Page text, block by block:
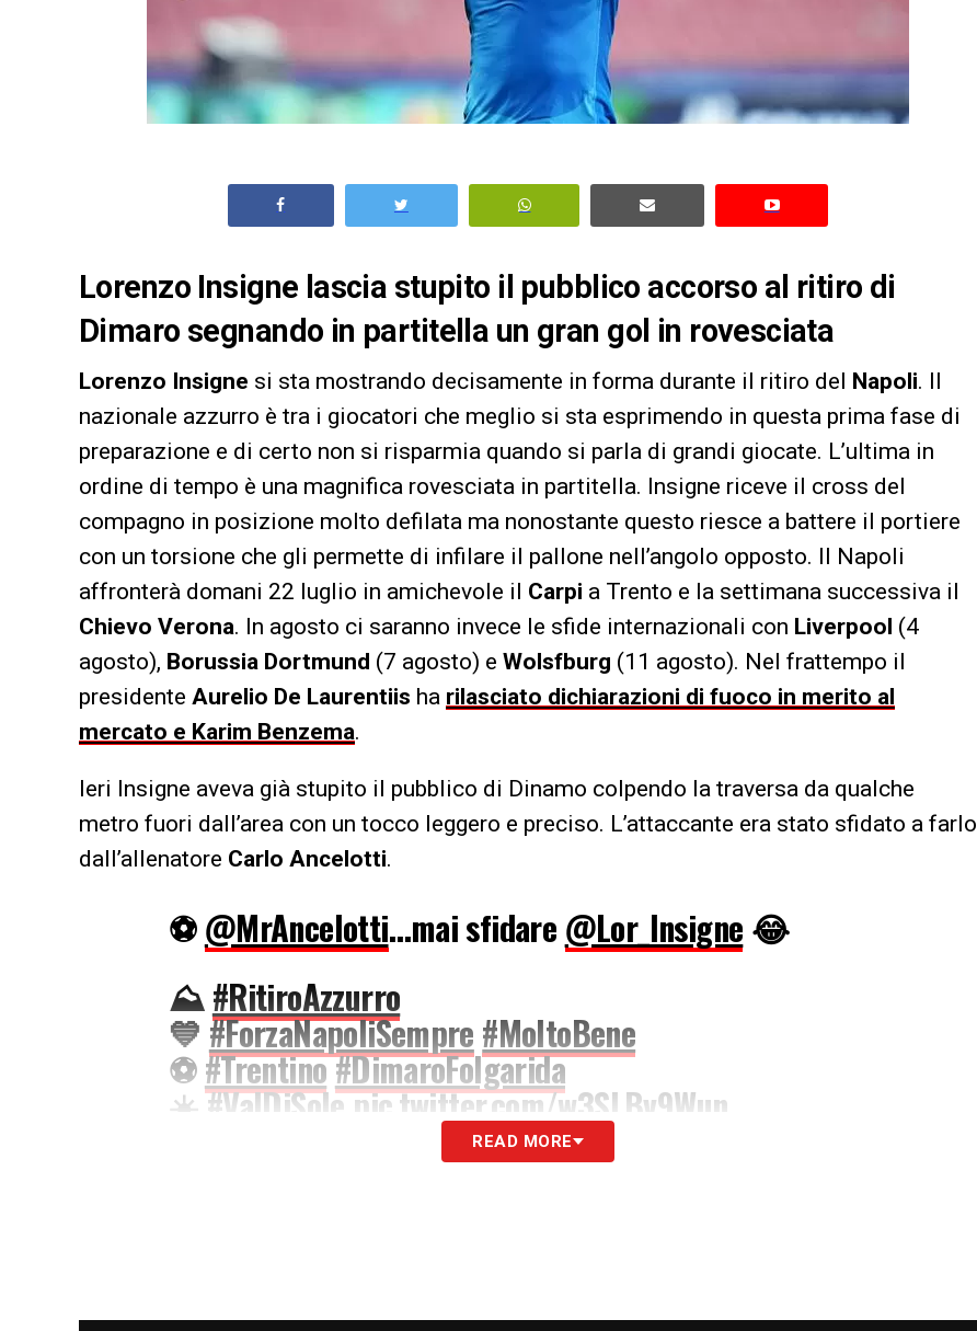
Lorenzo Insigne lascia stupito il pubblico accorso al ritiro di
Dimaro segnando in partitella un gran gol in rovesciata
Lorenzo Insigne si sta mostrando decisamente in forma durante il ritiro del Napoli. Il
nazionale azzurro è tra i giocatori che meglio si sta esprimendo in questa prima fase di
preparazione e di certo non si risparmia quando si parla di grandi giocate. L’ultima in
ordine di tempo è una magnifica rovesciata in partitella. Insigne riceve il cross del
compagno in posizione molto defilata ma nonostante questo riesce a battere il portiere
con un torsione che gli permette di infilare il pallone nell’angolo opposto. Il Napoli
affronterà domani 22 luglio in amichevole il Carpi a Trento e la settimana successiva il
Chievo Verona. In agosto ci saranno invece le sfide internazionali con Liverpool (4
agosto), Borussia Dortmund (7 agosto) e Wolsfburg (11 agosto). Nel frattempo il
presidente Aurelio De Laurentiis ha rilasciato dichiarazioni di fuoco in merito al
mercato e Karim Benzema.
Ieri Insigne aveva già stupito il pubblico di Dinamo colpendo la traversa da qualche
metro fuori dall’area con un tocco leggero e preciso. L’attaccante era stato sfidato a farlo
dall’allenatore Carlo Ancelotti.
⚽️@MrAncelotti…mai sfidare @Lor_Insigne 😂
⛰#RitiroAzzurro
💙 #ForzaNapoliSempre #MoltoBene
⚽️#Trentino#DimaroFolgarida
☀️#ValDiSolepic.twitter.com/w3SLBv9Wun
— Official SSC Napoli (@sscnapoli)
READ MORE